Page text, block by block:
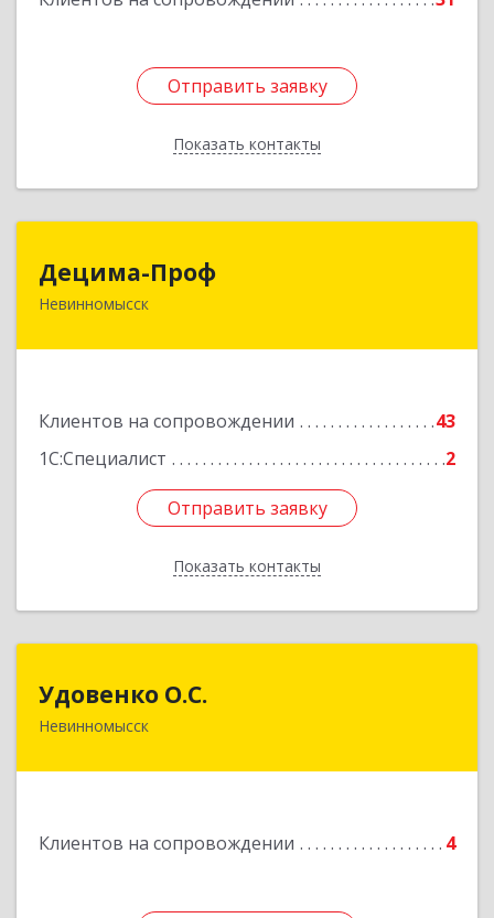
Отправить заявку
Показать контакты
Отправить заявку
Назад
Децима-Проф
Невинномысск
Клиентов на сопровождении
43
1С:Специалист
2
Отправить заявку
Показать контакты
357100, Ставропольский край, Невинномысск г,
Отправить заявку
Назад
Удовенко О.С.
Невинномысск
Клиентов на сопровождении 4
357 100, г.Невинномысск, ул.Революцеонная,